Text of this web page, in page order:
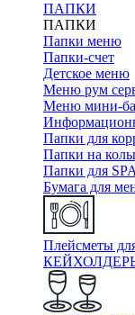
ПАПКИ
ПАПКИ
Папки меню
Папки-счет
Детское меню
Меню рум
Меню мини-
Папки для
Папки на
Папки для
Бумага для
Плейсметы